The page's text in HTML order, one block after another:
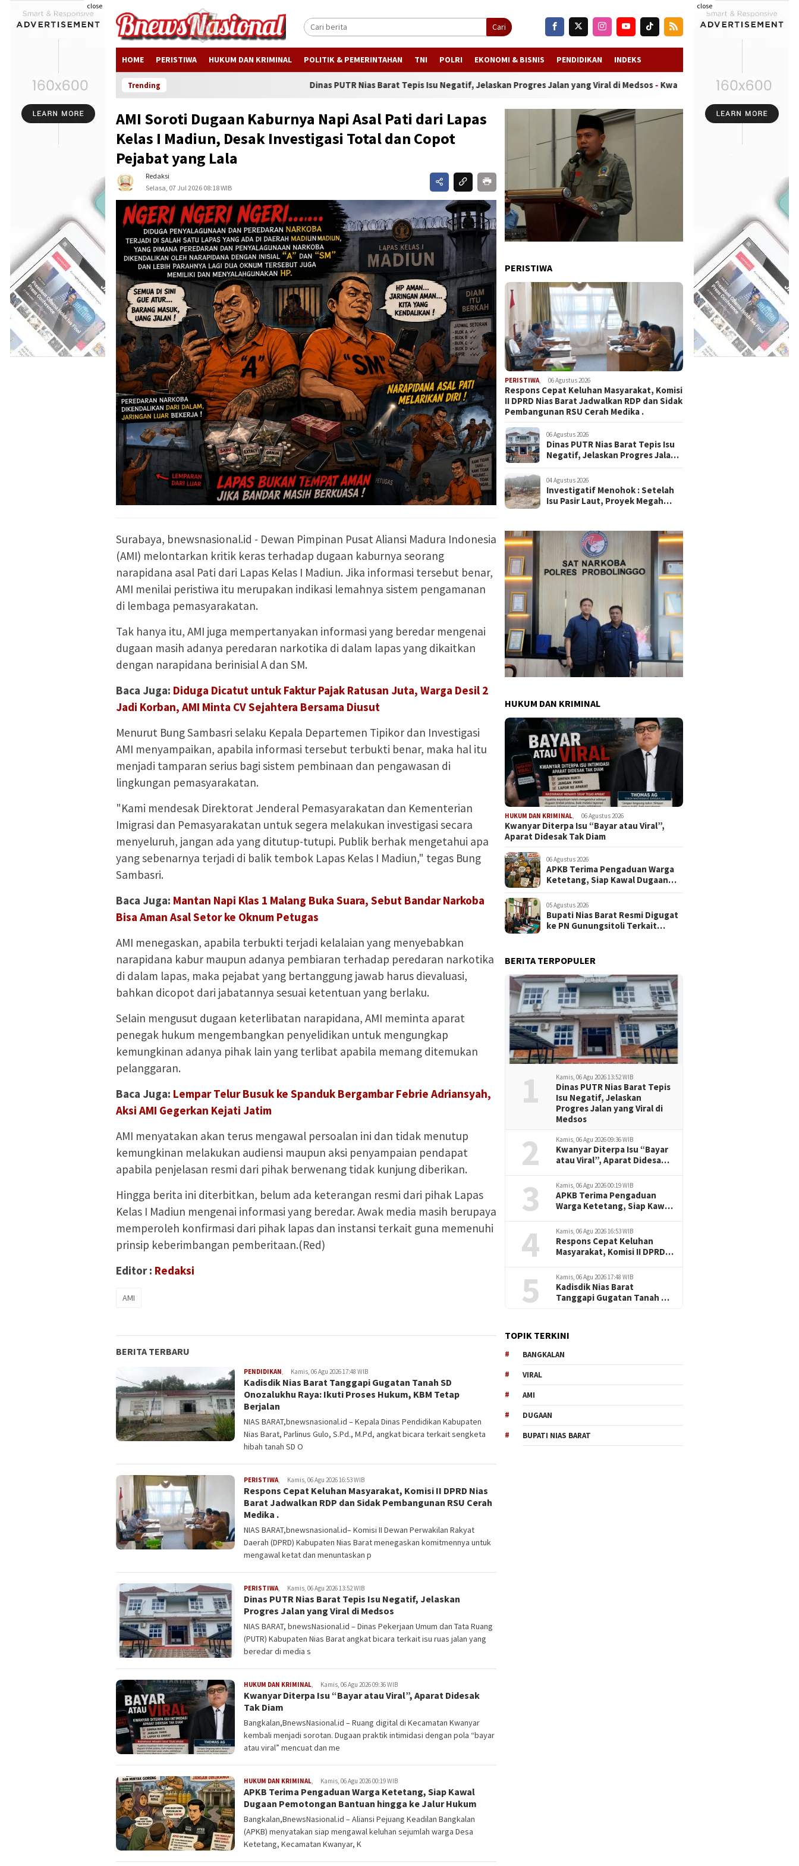
close close
Cari
HOME PERISTIWA HUKUM DAN KRIMINAL POLITIK & PEMERINTAHAN TNI POLRI EKONOMI & BISNIS PENDIDIKAN INDEKS
Trending Dinas PUTR Nias Barat Tepis Isu Negatif, Jelaskan Progres Jalan yang Viral di Medsos-Kwanyar Diterpa Isu “Bayar atau Viral”, Aparat
AMI Soroti Dugaan Kaburnya Napi Asal Pati dari Lapas
Kelas I Madiun, Desak Investigasi Total dan Copot
Pejabat yang Lala
Redaksi
Selasa, 07 Jul 2026 08:18 WIB
Surabaya, bnewsnasional.id - Dewan Pimpinan Pusat Aliansi Madura Indonesia
(AMI) melontarkan kritik keras terhadap dugaan kaburnya seorang
narapidana asal Pati dari Lapas Kelas I Madiun. Jika informasi tersebut benar,
AMI menilai peristiwa itu merupakan indikasi lemahnya sistem pengamanan
di lembaga pemasyarakatan.
Tak hanya itu, AMI juga mempertanyakan informasi yang beredar mengenai
dugaan masih adanya peredaran narkotika di dalam lapas yang dikaitkan
dengan narapidana berinisial A dan SM.
Baca Juga: Diduga Dicatut untuk Faktur Pajak Ratusan Juta, Warga Desil 2
Jadi Korban, AMI Minta CV Sejahtera Bersama Diusut
Menurut Bung Sambasri selaku Kepala Departemen Tipikor dan Investigasi
AMI menyampaikan, apabila informasi tersebut terbukti benar, maka hal itu
menjadi tamparan serius bagi sistem pembinaan dan pengawasan di
lingkungan pemasyarakatan.
"Kami mendesak Direktorat Jenderal Pemasyarakatan dan Kementerian
Imigrasi dan Pemasyarakatan untuk segera melakukan investigasi secara
menyeluruh, jangan ada yang ditutup-tutupi. Publik berhak mengetahui apa
yang sebenarnya terjadi di balik tembok Lapas Kelas I Madiun," tegas Bung
Sambasri.
Baca Juga: Mantan Napi Klas 1 Malang Buka Suara, Sebut Bandar Narkoba
Bisa Aman Asal Setor ke Oknum Petugas
AMI menegaskan, apabila terbukti terjadi kelalaian yang menyebabkan
narapidana kabur maupun adanya pembiaran terhadap peredaran narkotika
di dalam lapas, maka pejabat yang bertanggung jawab harus dievaluasi,
bahkan dicopot dari jabatannya sesuai ketentuan yang berlaku.
Selain mengusut dugaan keterlibatan narapidana, AMI meminta aparat
penegak hukum mengembangkan penyelidikan untuk mengungkap
kemungkinan adanya pihak lain yang terlibat apabila memang ditemukan
pelanggaran.
Baca Juga: Lempar Telur Busuk ke Spanduk Bergambar Febrie Adriansyah,
Aksi AMI Gegerkan Kejati Jatim
AMI menyatakan akan terus mengawal persoalan ini dan tidak menutup
kemungkinan melakukan audiensi maupun aksi penyampaian pendapat
apabila penjelasan resmi dari pihak berwenang tidak kunjung diberikan.
Hingga berita ini diterbitkan, belum ada keterangan resmi dari pihak Lapas
Kelas I Madiun mengenai informasi yang beredar. Awak media masih berupaya
memperoleh konfirmasi dari pihak lapas dan instansi terkait guna memenuhi
prinsip keberimbangan pemberitaan.(Red)
Editor : Redaksi
AMI
BERITA TERBARU
PENDIDIKAN Kamis, 06 Agu 2026 17:48 WIB
Kadisdik Nias Barat Tanggapi Gugatan Tanah SD
Onozalukhu Raya: Ikuti Proses Hukum, KBM Tetap
Berjalan
NIAS BARAT,bnewsnasional.id – Kepala Dinas Pendidikan Kabupaten
Nias Barat, Parlinus Gulo, S.Pd., M.Pd, angkat bicara terkait sengketa
hibah tanah SD O
PERISTIWA Kamis, 06 Agu 2026 16:53 WIB
Respons Cepat Keluhan Masyarakat, Komisi II DPRD Nias
Barat Jadwalkan RDP dan Sidak Pembangunan RSU Cerah
Medika .
NIAS BARAT,bnewsnasional.id– Komisi II Dewan Perwakilan Rakyat
Daerah (DPRD) Kabupaten Nias Barat menegaskan komitmennya untuk
mengawal ketat dan menuntaskan p
PERISTIWA Kamis, 06 Agu 2026 13:52 WIB
Dinas PUTR Nias Barat Tepis Isu Negatif, Jelaskan
Progres Jalan yang Viral di Medsos
NIAS BARAT, bnewsNasional.id – Dinas Pekerjaan Umum dan Tata Ruang
(PUTR) Kabupaten Nias Barat angkat bicara terkait isu ruas jalan yang
beredar di media s
HUKUM DAN KRIMINAL Kamis, 06 Agu 2026 09:36 WIB
Kwanyar Diterpa Isu “Bayar atau Viral”, Aparat Didesak
Tak Diam
Bangkalan,BnewsNasional.id – Ruang digital di Kecamatan Kwanyar
kembali menjadi sorotan. Dugaan praktik intimidasi dengan pola “bayar
atau viral” mencuat dan me
HUKUM DAN KRIMINAL Kamis, 06 Agu 2026 00:19 WIB
APKB Terima Pengaduan Warga Ketetang, Siap Kawal
Dugaan Pemotongan Bantuan hingga ke Jalur Hukum
Bangkalan,BnewsNasional.id – Aliansi Pejuang Keadilan Bangkalan
(APKB) menyatakan siap mengawal keluhan sejumlah warga Desa
Ketetang, Kecamatan Kwanyar, K
PERISTIWA
PERISTIWA, 06 Agustus 2026
Respons Cepat Keluhan Masyarakat, Komisi
II DPRD Nias Barat Jadwalkan RDP dan Sidak
Pembangunan RSU Cerah Medika .
06 Agustus 2026
Dinas PUTR Nias Barat Tepis Isu
Negatif, Jelaskan Progres Jalan
04 Agustus 2026
Investigatif Menohok : Setelah
Isu Pasir Laut, Proyek Megah
Hujan
HUKUM DAN KRIMINAL
HUKUM DAN KRIMINAL, 06 Agustus 2026
Kwanyar Diterpa Isu “Bayar atau Viral”,
Aparat Didesak Tak Diam
06 Agustus 2026
APKB Terima Pengaduan Warga
Ketetang, Siap Kawal Dugaan
Jalur Hukum
05 Agustus 2026
Bupati Nias Barat Resmi Digugat
ke PN Gunungsitoli Terkait
BERITA TERPOPULER
1 Kamis, 06 Agu 2026 13:52 WIB
Dinas PUTR Nias Barat Tepis
Isu Negatif, Jelaskan
Progres Jalan yang Viral di
Medsos
2 Kamis, 06 Agu 2026 09:36 WIB
Kwanyar Diterpa Isu “Bayar
atau Viral”, Aparat Didesak
3 Kamis, 06 Agu 2026 00:19 WIB
APKB Terima Pengaduan
Warga Ketetang, Siap Kawal
Bantuan hingga ke Jalur
Hukum
4 Kamis, 06 Agu 2026 16:53 WIB
Respons Cepat Keluhan
Masyarakat, Komisi II DPRD
dan Sidak Pembangunan
RSU Cerah Medika .
5 Kamis, 06 Agu 2026 17:48 WIB
Kadisdik Nias Barat
Tanggapi Gugatan Tanah SD
TOPIK TERKINI
BANGKALAN
VIRAL
AMI
DUGAAN
BUPATI NIAS BARAT